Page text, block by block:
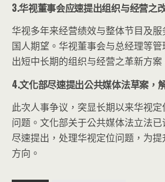
3.华视董事会应速提出组织与经营之
华视多年来经营绩效与整体节目及
国人期望。华视董事会与总经理等
出短中长期的组织与经营之革新方案
4.文化部尽速提出公共媒体法草案，
此次人事争议，突显长期以来华视
问题。文化部关于公共媒体法立法
尽速提出，处理华视定位问题，为
方向。